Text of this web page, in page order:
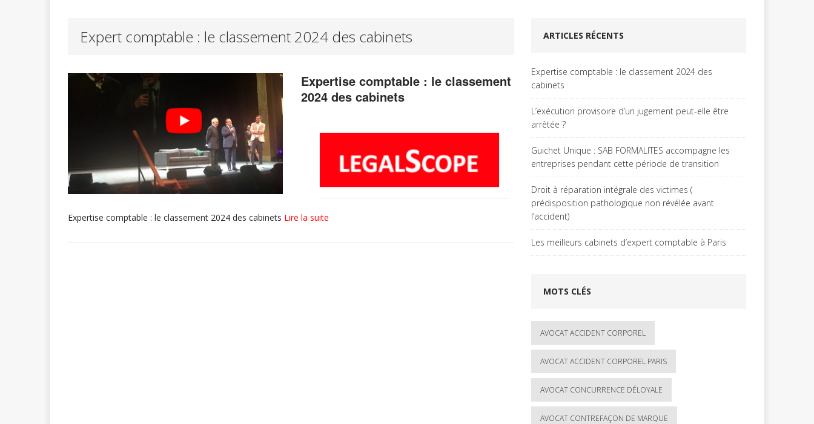
Expert comptable : le classement 2024 des cabinets
Expertise comptable : le classement
2024 des cabinets
Expertise comptable : le classement 2024 des cabinets Lire la suite
ARTICLES RÉCENTS
Expertise comptable : le classement 2024 des
cabinets
L’exécution provisoire d’un jugement peut-elle être
arrêtée ?
Guichet Unique : SAB FORMALITES accompagne les
entreprises pendant cette période de transition
Droit à réparation intégrale des victimes (
prédisposition pathologique non révélée avant
l’accident)
Les meilleurs cabinets d’expert comptable à Paris
MOTS CLÉS
AVOCAT ACCIDENT CORPOREL
AVOCAT ACCIDENT CORPOREL PARIS
AVOCAT CONCURRENCE DÉLOYALE
AVOCAT CONTREFAÇON DE MARQUE